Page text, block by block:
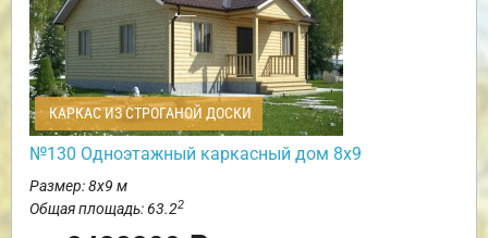
КАРКАС ИЗ СТРОГАНОЙ ДОСКИ
№130 Одноэтажный каркасный дом 8х9
Размер: 8х9 м
Общая площадь: 63.22